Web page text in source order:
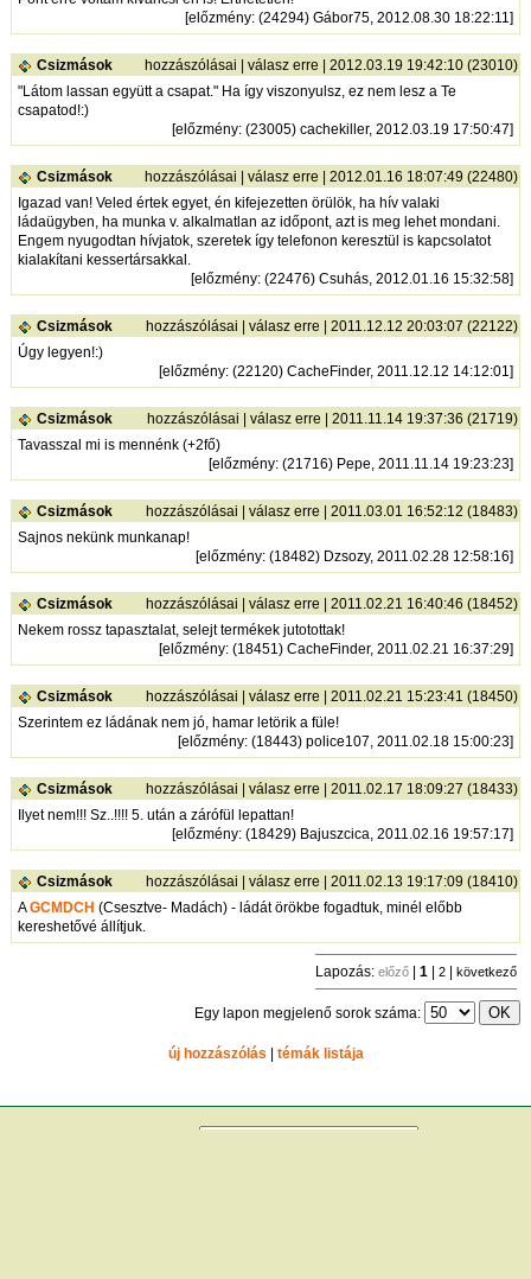
[előzmény: (24294) Gábor75, 2012.08.30 18:22:11]
Csizmások hozzászólásai |válasz erre | 2012.03.19 19:42:10 (23010)
"Látom lassan együtt a csapat." Ha így viszonyulsz, ez nem lesz a Te
csapatod!:)
[előzmény: (23005) cachekiller, 2012.03.19 17:50:47]
Csizmások hozzászólásai |válasz erre | 2012.01.16 18:07:49 (22480)
Igazad van! Veled értek egyet, én kifejezetten örülök, ha hív valaki
ládaügyben, ha munka v. alkalmatlan az időpont, azt is meg lehet mondani.
Engem nyugodtan hívjatok, szeretek így telefonon keresztül is kapcsolatot
kialakítani kessertársakkal.
[előzmény: (22476) Csuhás, 2012.01.16 15:32:58]
Csizmások hozzászólásai |válasz erre | 2011.12.12 20:03:07 (22122)
Úgy legyen!:)
[előzmény: (22120) CacheFinder, 2011.12.12 14:12:01]
Csizmások hozzászólásai |válasz erre | 2011.11.14 19:37:36 (21719)
Tavasszal mi is mennénk (+2fő)
[előzmény: (21716) Pepe, 2011.11.14 19:23:23]
Csizmások hozzászólásai |válasz erre | 2011.03.01 16:52:12 (18483)
Sajnos nekünk munkanap!
[előzmény: (18482) Dzsozy, 2011.02.28 12:58:16]
Csizmások hozzászólásai |válasz erre | 2011.02.21 16:40:46 (18452)
Nekem rossz tapasztalat, selejt termékek jutotottak!
[előzmény: (18451) CacheFinder, 2011.02.21 16:37:29]
Csizmások hozzászólásai |válasz erre | 2011.02.21 15:23:41 (18450)
Szerintem ez ládának nem jó, hamar letörik a füle!
[előzmény: (18443) police107, 2011.02.18 15:00:23]
Csizmások hozzászólásai |válasz erre | 2011.02.17 18:09:27 (18433)
Ilyet nem!!! Sz..!!!! 5. után a zárófül lepattan!
[előzmény: (18429) Bajuszcica, 2011.02.16 19:57:17]
Csizmások hozzászólásai |válasz erre | 2011.02.13 19:17:09 (18410)
AGCMDCH (Csesztve- Madách) - ládát örökbe fogadtuk, minél előbb
kereshetővé állítjuk.
Lapozás:előző |1 2 |következő
Egy lapon megjelenő sorok száma:
új hozzászólás témák listája